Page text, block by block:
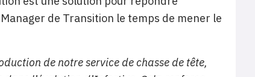
de Transition le temps de mener le
de notre service de chasse de tête,